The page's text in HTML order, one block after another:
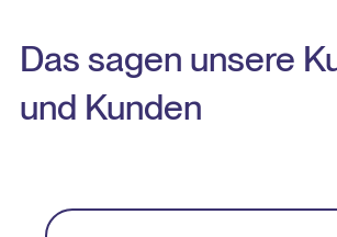
Das sagen unsere
und Kunden